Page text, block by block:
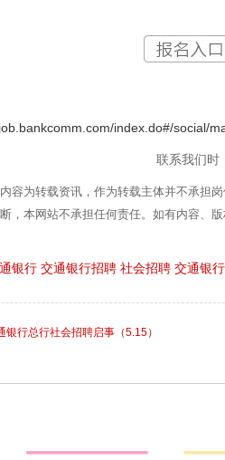
index.do#/social/
联系我们时
容为转载资讯，作为转载主体并不承担
，本网站不承担任何责任。如有内容、版
银行 交通银行招聘 社会招聘 交通银
银行总行社会招聘启事（5.15）